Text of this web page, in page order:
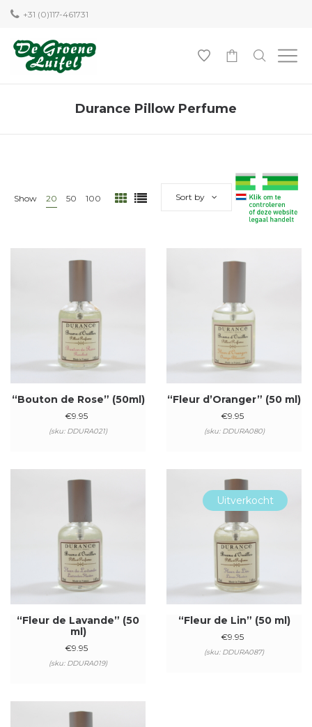
+31 (0)117-461731
Durance Pillow Perfume
Show 20 50 100 Sort by
“Bouton de Rose” (50ml)
€9.95
(sku: DDURA021)
“Fleur d’Oranger” (50 ml)
€9.95
(sku: DDURA080)
“Fleur de Lavande” (50
ml)
€9.95
(sku: DDURA019)
Uitverkocht
“Fleur de Lin” (50 ml)
€9.95
(sku: DDURA087)